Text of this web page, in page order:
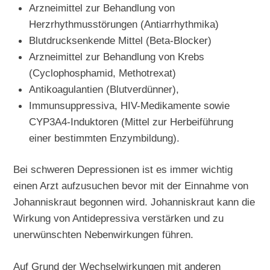
Arzneimittel zur Behandlung von
Herzrhythmusstörungen (Antiarrhythmika)
Blutdrucksenkende Mittel (Beta-Blocker)
Arzneimittel zur Behandlung von Krebs
(Cyclophosphamid, Methotrexat)
Antikoagulantien (Blutverdünner),
Immunsuppressiva, HIV-Medikamente sowie
CYP3A4-Induktoren (Mittel zur Herbeiführung
einer bestimmten Enzymbildung).
Bei schweren Depressionen ist es immer wichtig
einen Arzt aufzusuchen bevor mit der Einnahme von
Johanniskraut begonnen wird. Johanniskraut kann die
Wirkung von Antidepressiva verstärken und zu
unerwünschten Nebenwirkungen führen.
Auf Grund der Wechselwirkungen mit anderen